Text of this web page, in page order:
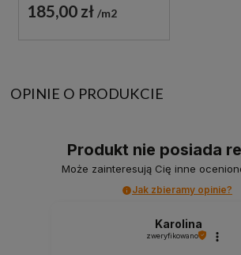
185,00 zł m2
OPINIE O PRODUKCIE
Produkt nie posiada
Może zainteresują Cię inne
Jak zbieramy opinie?
Karolina
zweryfikowano